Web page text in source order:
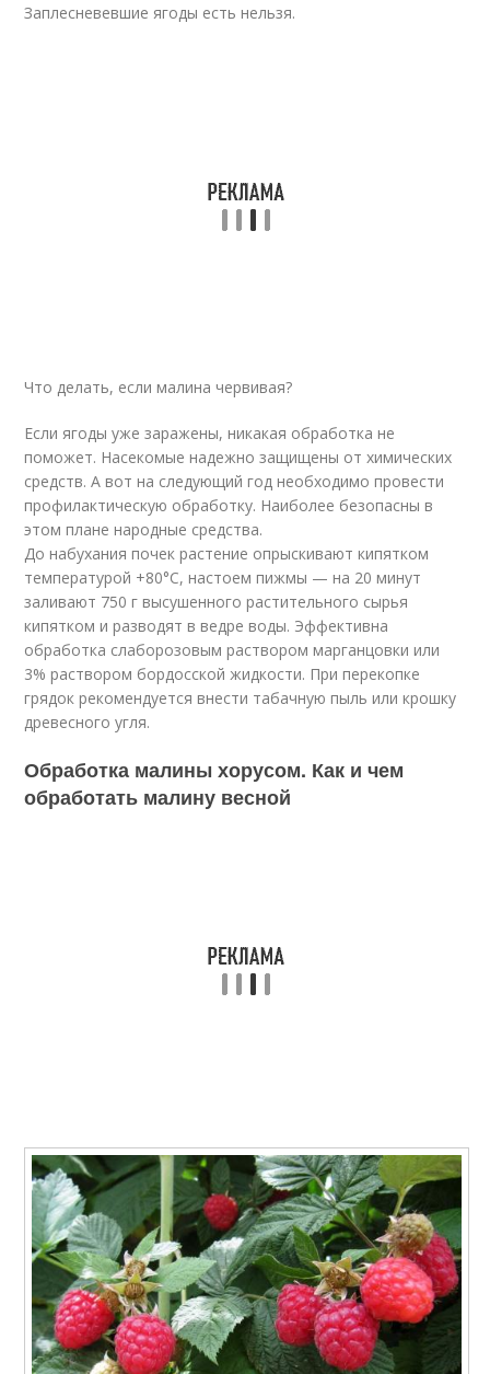
Заплесневевшие ягоды есть нельзя.
Что делать, если малина червивая?
Если ягоды уже заражены, никакая обработка не
поможет. Насекомые надежно защищены от химических
средств. А вот на следующий год необходимо провести
профилактическую обработку. Наиболее безопасны в
этом плане народные средства.
До набухания почек растение опрыскивают кипятком
температурой +80°С, настоем пижмы — на 20 минут
заливают 750 г высушенного растительного сырья
кипятком и разводят в ведре воды. Эффективна
обработка слаборозовым раствором марганцовки или
3% раствором бордосской жидкости. При перекопке
грядок рекомендуется внести табачную пыль или крошку
древесного угля.
Обработка малины хорусом. Как и чем
обработать малину весной